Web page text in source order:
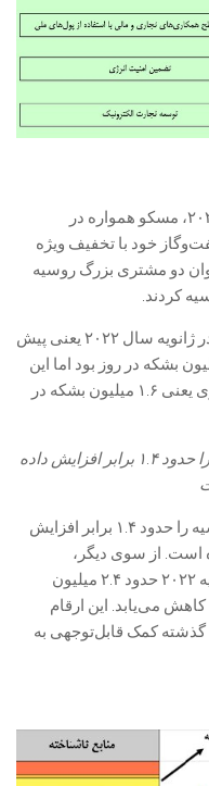
پس از آغاز بحران اوکراین در ۲۴ فوریه ۲۰۲۲، مسکو همواره در
خود با تخفیف ویژه
دو مشتری بزرگ روسیه
کردند.
میزان خرید نفت خام روسیه توسط هند در ژانویه سال ۲۰۲۲ یعنی پیش
بحران ۲۴ فوریه، کمتر از ۰.۱ میلیون بشکه در روز بود اما این
میزان در ژانویه ۲۰۲۳ به افزایش ۱۶ برابری یعنی ۱.۶ میلیون بشکه در
چین میزان خرید نفت خام خود از روسیه را حدود ۱.۴ برابر افزایش داده
چین نیز میزان خرید نفت خام خود از روسیه را حدود ۱.۴ برابر افزایش
است. از سوی‌ دیگر،
صادرات نفت خام روسیه به اروپا در ژانویه ۲۰۲۲ حدود ۲.۴ میلیون
بشکه در روز بوده که سال بعد به عدد ۰.۶ کاهش می‌یابد. این ارقام
کمک قابل‌توجهی به